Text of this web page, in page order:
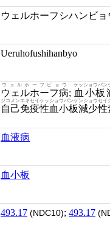
ウェルホーフシハンビョ
Ueruhofushihanbyo
ウェルホーフ病
ウェルホーフビョウ
; 血小板
ケッショウバン
自己免疫性血小板減少性
ジコメンエキセイケッショウバンゲンショウセイ
血液病
血小板
493.17 (NDC10); 493.17